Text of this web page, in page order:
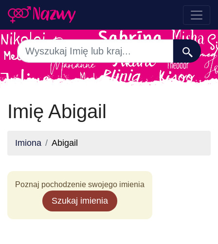
Imię Abigail
Imiona Abigail
Poznaj pochodzenie swojego imienia
Szukaj imienia